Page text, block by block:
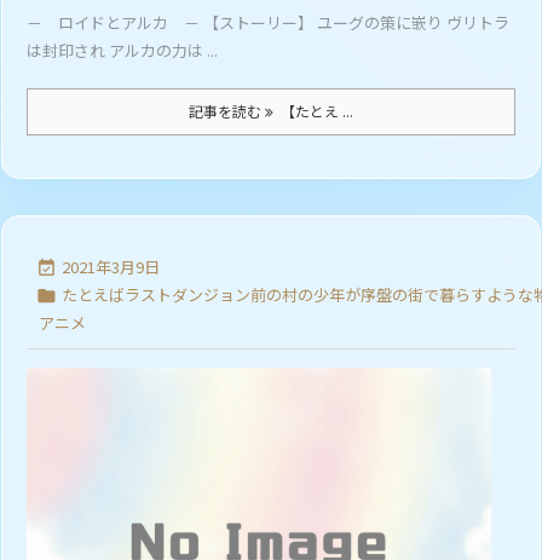
－ ロイドとアルカ － 【ストーリー】 ユーグの策に嵌り ヴリトラ
は封印され アルカの力は ...
記事を読む 【たとえ ...
 2021年3月9日
 たとえばラストダンジョン前の村の少年が序盤の街で暮らすような
アニメ